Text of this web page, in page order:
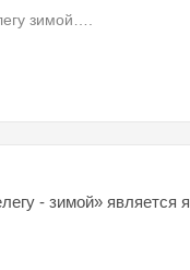
зимой….
- зимой»